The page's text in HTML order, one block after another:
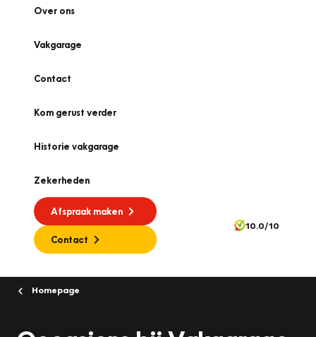
Over ons
Vakgarage
Contact
Kom gerust verder
Historie vakgarage
Zekerheden
Afspraak maken
Contact
10.0/10
Homepage